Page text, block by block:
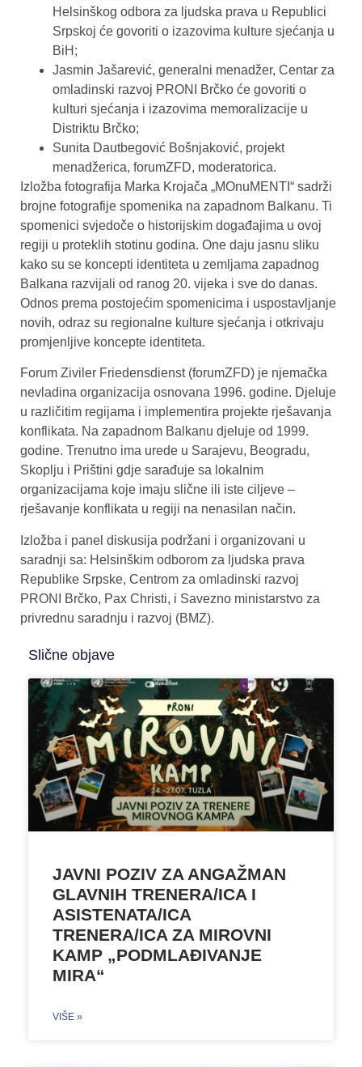
Helsinškog odbora za ljudska prava u Republici
Srpskoj će govoriti o izazovima kulture sjećanja u
BiH;
Jasmin Jašarević, generalni menadžer, Centar za
omladinski razvoj PRONI Brčko će govoriti o
kulturi sjećanja i izazovima memoralizacije u
Distriktu Brčko;
Sunita Dautbegović Bošnjaković, projekt
menadžerica, forumZFD, moderatorica.
Izložba fotografija Marka Krojača „MOnuMENTI“ sadrži
brojne fotografije spomenika na zapadnom Balkanu. Ti
spomenici svjedoče o historijskim događajima u ovoj
regiji u proteklih stotinu godina. One daju jasnu sliku
kako su se koncepti identiteta u zemljama zapadnog
Balkana razvijali od ranog 20. vijeka i sve do danas.
Odnos prema postojećim spomenicima i uspostavljanje
novih, odraz su regionalne kulture sjećanja i otkrivaju
promjenljive koncepte identiteta.
Forum Ziviler Friedensdienst (forumZFD) je njemačka
nevladina organizacija osnovana 1996. godine. Djeluje
u različitim regijama i implementira projekte rješavanja
konflikata. Na zapadnom Balkanu djeluje od 1999.
godine. Trenutno ima urede u Sarajevu, Beogradu,
Skoplju i Prištini gdje sarađuje sa lokalnim
organizacijama koje imaju slične ili iste ciljeve –
rješavanje konflikata u regiji na nenasilan način.
Izložba i panel diskusija podržani i organizovani u
saradnji sa: Helsinškim odborom za ljudska prava
Republike Srpske, Centrom za omladinski razvoj
PRONI Brčko, Pax Christi, i Savezno ministarstvo za
privrednu saradnju i razvoj (BMZ).
Slične objave
JAVNI POZIV ZA ANGAŽMAN
GLAVNIH TRENERA/ICA I
ASISTENATA/ICA
TRENERA/ICA ZA MIROVNI
KAMP „PODMLAĐIVANJE
MIRA“
VIŠE »